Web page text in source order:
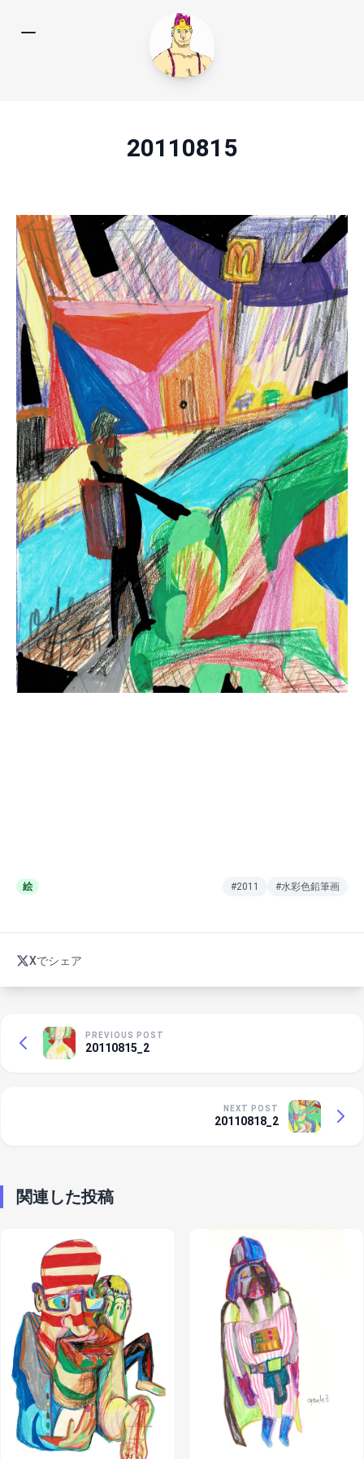
20110815
絵 #2011 #水彩色鉛筆画
Xでシェア
PREVIOUS POST
20110815_2
NEXT POST
20110818_2
関連した投稿